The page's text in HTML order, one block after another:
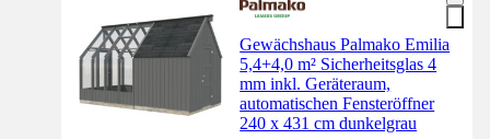
Gewächshaus Palmako Emilia
5,4+4,0 m² Sicherheitsglas 4
mm inkl. Geräteraum,
automatischen Fensteröffner
240 x 431 cm dunkelgrau